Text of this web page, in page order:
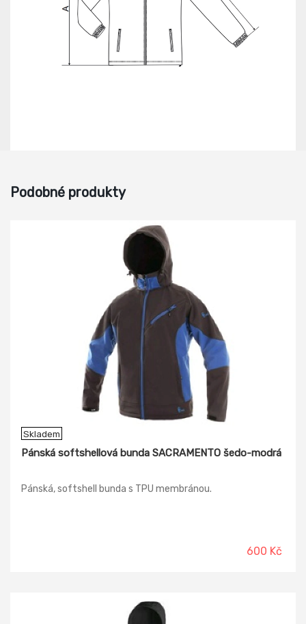
Podobné produkty
Skladem
Pánská softshellová bunda SACRAMENTO šedo-modrá
Pánská, softshell bunda s TPU membránou.
600 Kč